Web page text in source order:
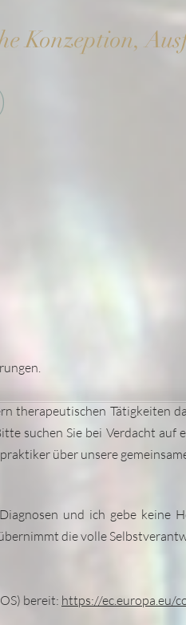
Konzeption,
therapeutischen Tätigkeiten
suchen Sie bei Verdacht auf
über unsere
und ich gebe keine
die volle
bereit: https://ec.europa.eu/